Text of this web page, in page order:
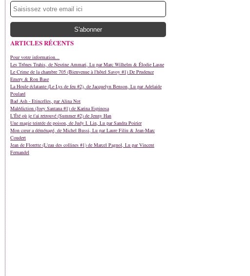
ARTICLES RÉCENTS
Pour votre information...
Les Trônes Trahis, de Nesrine Ammari, Lu par Marc Wilhelm & Élodie Lasne
Le Crime de la chambre 705 (Bienvenue à l'hôtel Savoy #1) De Prudence
Emery & Ron Base
La Houle éclatante (Le Lys de feu #2), de Jacquelyn Benson, Lu par Adelaide
Poulard
Bad Ash - Etincelles, par Alina Not
Malédiction (Joey Santana #1) de Karina Espinosa
L'Été où je t'ai retrouvé (Summer #2) de Jenny Han
Une magie teintée de poison, de Judy I. Lin, Lu par Sandra Poirier
Mon cœur a déménagé, de Michel Bussi, Lu par Laure Filiu & Jean-Marc
Coudert
Jean de Florette (L'eau des collines #1) de Marcel Pagnol, Lu par Vincent
Fernandel